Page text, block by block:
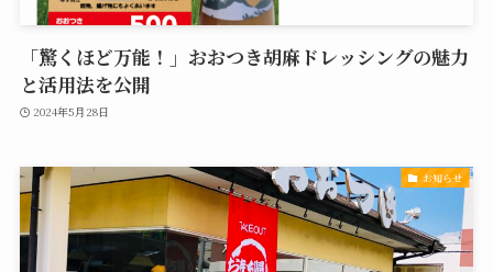
「驚くほど万能！」おおつき胡麻ドレッシングの魅力
と活用法を公開
2024年5月28日
お知らせ